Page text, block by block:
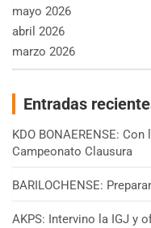
mayo 2026
abril 2026
marzo 2026
Entradas
KDO BONAERENSE:
Campeonato Clausura
BARILOCHENSE:
AKPS: Intervino la IGJ y